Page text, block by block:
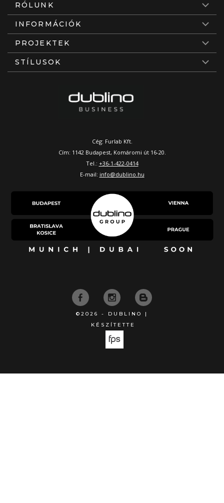
RÓLUNK
INFORMÁCIÓK
PROJEKTEK
STÍLUSOK
Cég: Furlab Kft.
Cím: 1142 Budapest, Komáromi út 16-20.
Tel.: +36-1-422-0414
E-mail: info@dublino.hu
©2026 - DUBLINO |
KÉSZÍTETTE